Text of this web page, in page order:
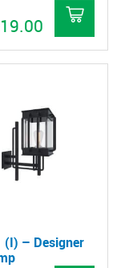
(I) – Designer